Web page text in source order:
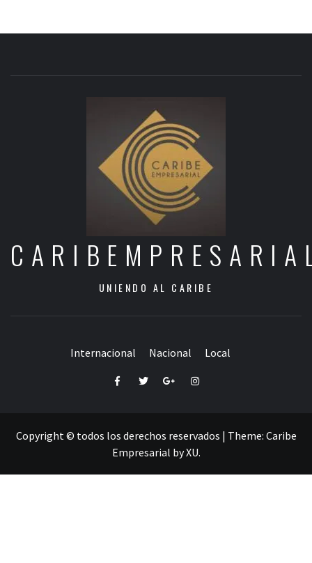
UNIENDO AL CARIBE
Internacional Nacional Local
FacebookTwitterGoogle+Instagram
Copyright © todos los derechos reservados | Theme: Caribe
Empresarial byXU.